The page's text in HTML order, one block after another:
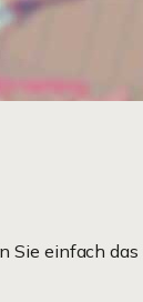
einfach